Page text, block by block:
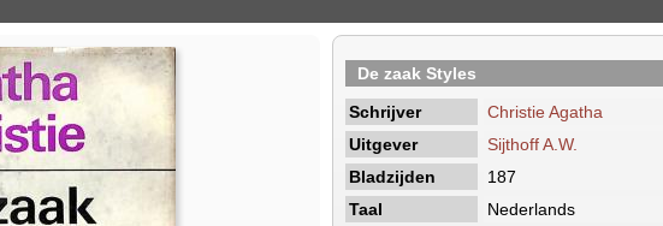
De zaak Styles
Schrijver
Christie Agatha
Uitgever
Sijthoff A.W.
Bladzijden
187
Taal
Nederlands